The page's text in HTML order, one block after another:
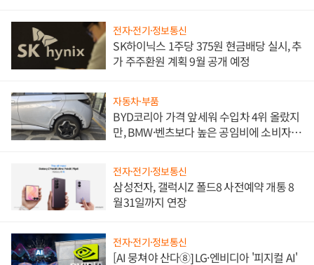
전자·전기·정보통신
SK하이닉스 1주당 375원 현금배당 실시, 추
가 주주환원 계획 9월 공개 예정
자동차·부품
BYD코리아 가격 앞세워 수입차 4위 올랐지
만, BMW·벤츠보다 높은 공임비에 소비자
전자·전기·정보통신
삼성전자, 갤럭시Z 폴드8 사전예약 개통 8
월31일까지 연장
전자·전기·정보통신
[AI 뭉쳐야 산다⑧] LG·엔비디아 '피지컬 AI'